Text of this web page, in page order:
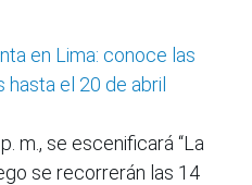
en Lima: conoce las
el 20 de abril
m., se escenificará “La
se recorrerán las 14